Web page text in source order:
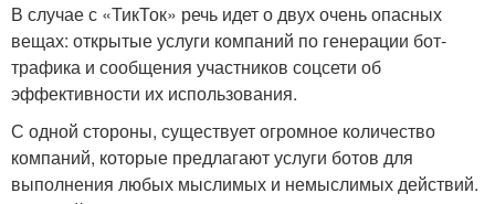
В случае с «ТикТок» речь идет о двух очень опасных
вещах: открытые услуги компаний по генерации бот-
трафика и сообщения участников соцсети об
эффективности их использования.
С одной стороны, существует огромное количество
компаний, которые предлагают услуги ботов для
выполнения любых мыслимых и немыслимых действий.